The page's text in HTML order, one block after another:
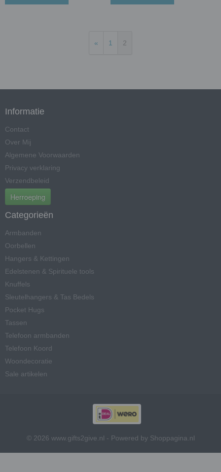
« 1 2
Informatie
Contact
Over Mij
Algemene Voorwaarden
Privacy verklaring
Verzendbeleid
Herroeping
Categorieën
Armbanden
Oorbellen
Hangers & Kettingen
Edelstenen & Spirituele tools
Knuffels
Sleutelhangers & Tas Bedels
Pocket Hugs
Tassen
Telefoon armbanden
Telefoon Koord
Woondecoratie
Sale artikelen
© 2026 www.gifts2give.nl - Powered by Shoppagina.nl